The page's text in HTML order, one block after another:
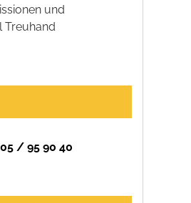
und
Treuhand
/ 95 90 40